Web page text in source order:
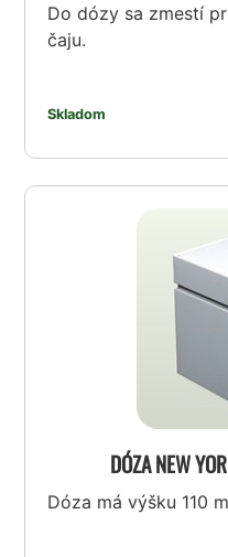
Do dózy sa zmestí
čaju.
Skladom
DÓZA NEW
Dóza má výšku 110